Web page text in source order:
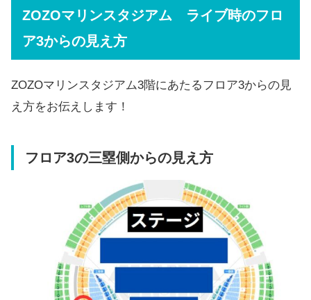
ZOZOマリンスタジアム ライブ時のフロ
ア3からの見え方
ZOZOマリンスタジアム3階にあたるフロア3からの見
え方をお伝えします！
フロア3の三塁側からの見え方